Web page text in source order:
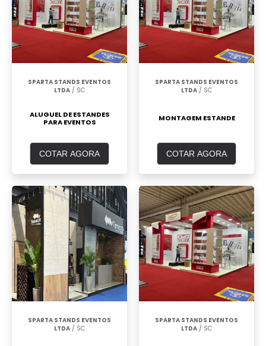
SPARTA STANDS EVENTOS
LTDA / SC
ALUGUEL DE ESTANDES
PARA EVENTOS
COTAR AGORA
SPARTA STANDS EVENTOS
LTDA / SC
MONTAGEM ESTANDE
COTAR AGORA
SPARTA STANDS EVENTOS
LTDA / SC
SPARTA STANDS EVENTOS
LTDA / SC